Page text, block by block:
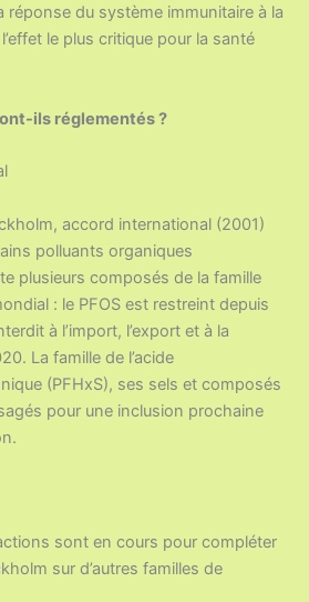
réponse du système immunitaire à la
le plus critique pour la santé
ils réglementés ?
accord international (2001)
polluants organiques
plusieurs composés de la famille
: le PFOS est restreint depuis
à l’import, l’export et à la
La famille de l’acide
(PFHxS), ses sels et composés
pour une inclusion prochaine
sont en cours pour compléter
sur d’autres familles de